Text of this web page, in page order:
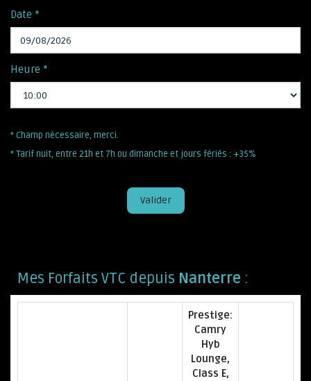
Date *
Heure *
* Champ nécessaire, merci.
* Tarif nuit, entre 21h et 7h ou dimanche et jours fériés : +35%
Valider
Mes Forfaits VTC depuis Nanterre :
Prestige:
Camry
Hyb
Lounge,
Class E,